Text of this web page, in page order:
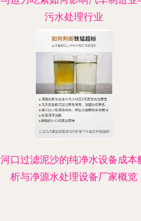
污水处理行业
河口过滤泥沙的纯净水设备成本
析与净源水处理设备厂家概览